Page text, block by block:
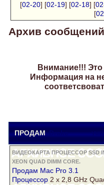
[02-20] [02-19] [02-18] [
[
Архив сообщений
Внимание!!! Это
Информация на
ПРОДАМ Drake
ВИДЕОКАРТА ПРОЦЕССОР SSD
XEON QUAD DIMM CORE.
Продам Mac Pro 3.1
Процессор 2 x 2,8 GHz